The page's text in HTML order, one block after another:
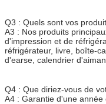
Q3 : Quels sont vos
A3 : Nos produits
d'impression et de
réfrigérateur, livre, boîte-
d'earse, calendrier
Q4 : Que diriez-vous de
A4 : Garantie d'une année